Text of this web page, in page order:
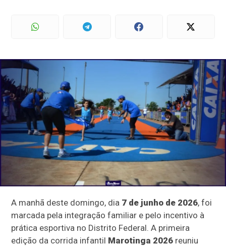
A manhã deste domingo, dia 7 de junho de 2026, foi
marcada pela integração familiar e pelo incentivo à
prática esportiva no Distrito Federal. A primeira
edição da corrida infantil Marotinga 2026 reuniu